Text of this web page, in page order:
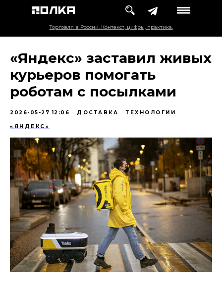
Торговля в России. Контекст, цифры, практика.
«Яндекс» заставил живых
курьеров помогать
роботам с посылками
2026-05-27 12:06 ДОСТАВКА ТЕХНОЛОГИИ
«ЯНДЕКС»